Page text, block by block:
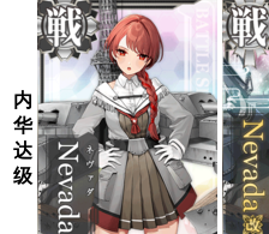
内
华
达
级